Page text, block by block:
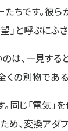
たちです。彼
と呼ぶにふ
は、一見する
の別物である
同じ「電気」
め、変換ア